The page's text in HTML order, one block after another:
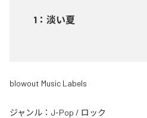
1 ： 淡い夏
blowout Music Labels
ジャンル： J-Pop / ロック